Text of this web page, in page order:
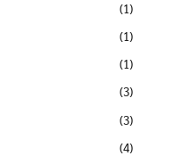
(1)
(1)
(1)
(3)
(3)
(4)